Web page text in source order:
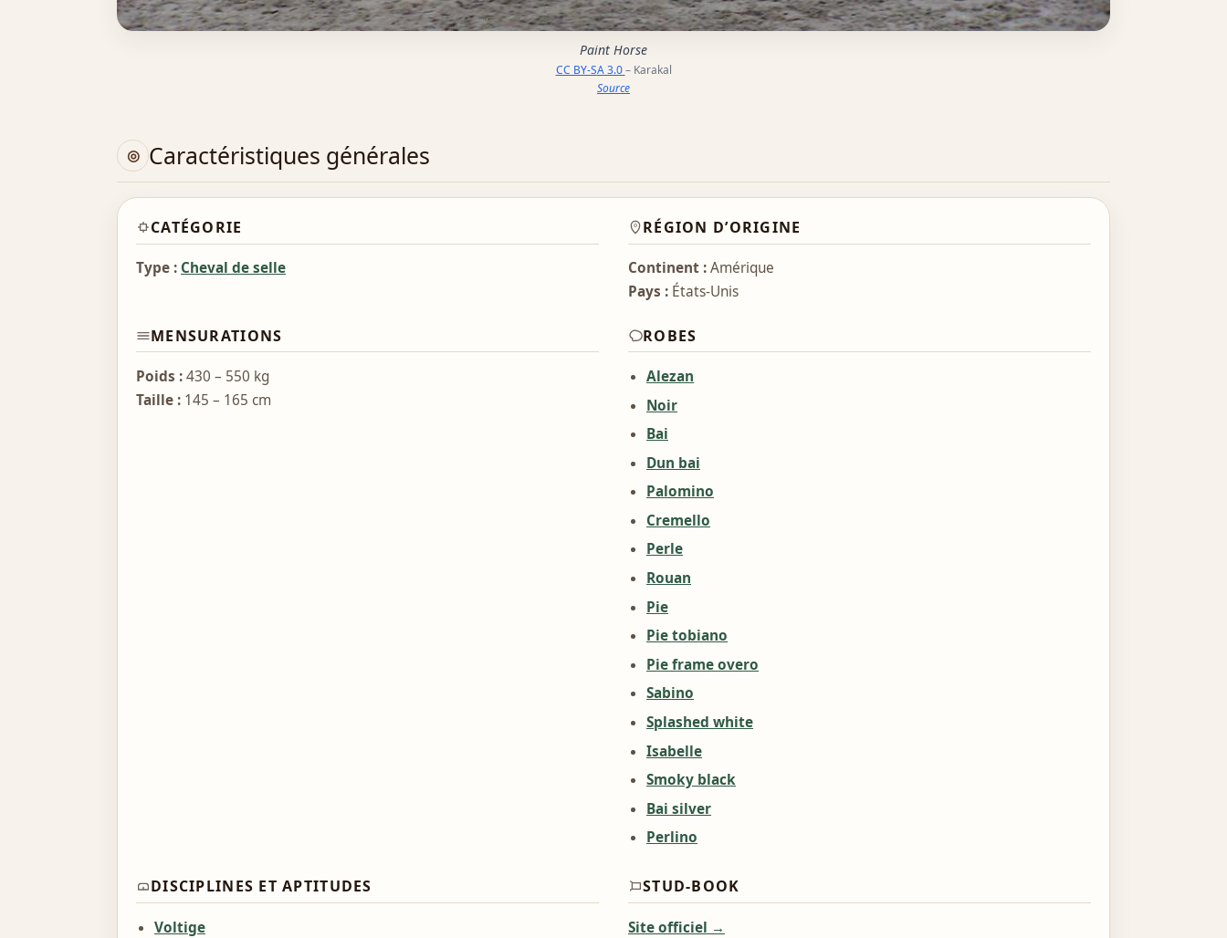
Paint Horse
CC BY-SA 3.0– Karakal
Source
Caractéristiques générales
CATÉGORIE
Type : Cheval de selle
RÉGION D’ORIGINE
Continent :Amérique
Pays : États-Unis
MENSURATIONS
Poids :430 – 550 kg
Taille : 145 – 165 cm
ROBES
Alezan
Noir
Bai
Dun bai
Palomino
Cremello
Perle
Rouan
Pie
Pie tobiano
Pie frame overo
Sabino
Splashed white
Isabelle
Smoky black
Bai silver
Perlino
DISCIPLINES ET APTITUDES
Voltige
STUD-BOOK
Site officiel →